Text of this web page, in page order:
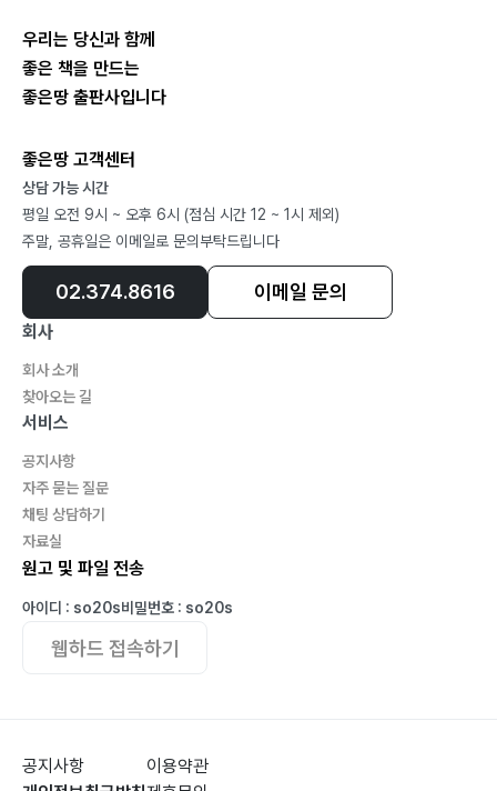
8. 사랑의 전당 82
9. 안녕이란 말이 아직은 수줍은 83
10. 태초의 아침 84
12. 너의 달 86
13. 하루 88
14. 돌아오나 봄 89
15. 로꾸거 90
16. 바람 92
17. 손 위에 동그라미(말풍선) 93
19. 사막의 밤 96
20. 노크 97
22. 패러디 100
23. 가을 애(愛) 102
24. 상상화 104
25. 이매방의 승무(僧舞)춤 105
3. 같은 곳을 본다 112
4. 사라진 기억 113
우리는 당신과 함께
좋은 책을 만드는
좋은땅 출판사입니다
좋은땅 고객센터
상담 가능 시간
평일 오전 9시 ~ 오후 6시 (점심 시간 12 ~ 1시 제외)
주말, 공휴일은 이메일로 문의부탁드립니다
02.374.8616 이메일 문의
회사
회사 소개
찾아오는 길
서비스
공지사항
자주 묻는 질문
채팅 상담하기
자료실
원고 및 파일 전송
아이디 : so20s비밀번호 : so20s
웹하드 접속하기
공지사항
이용약관